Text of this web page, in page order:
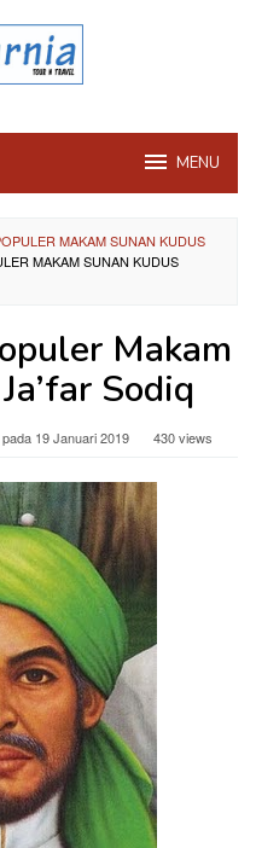
MENU
MAKAM SUNAN KUDUS
MAKAM SUNAN KUDUS
Makam
Sodiq
19 Januari 2019 430 views